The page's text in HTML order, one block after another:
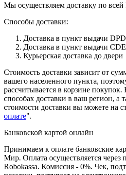
Мы осуществляем доставку по всей
Способы доставки:
Доставка в пункт выдачи DPD
Доставка в пункт выдачи
Курьерская доставка до двери
Стоимость доставки зависит от
вашего населенного пункта,
рассчитывается в корзине
способах доставки в ваш регион, а
стоимости доставки вы можете на
оплате".
Банковской картой онлайн
Принимаем к оплате банковские
Мир. Оплата осуществляется через
Robokassa. Комиссия - 0%. Чек,